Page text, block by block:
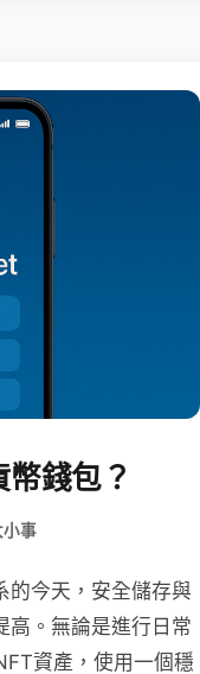
錢包？
小事
的今天，安全儲存與
高。無論是進行日常
資產，使用一個穩